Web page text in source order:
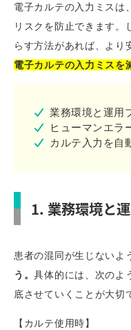
電子カルテの入力ミスは
リスクを防止できます。
らす方法があれば、より
電子カルテの入力ミスを
業務環境と運用
ヒューマンエラ
カルテ入力を自
1. 業務環境と
患者の混同が生じないよ
う。具体的には、次のよ
底させていくことが大切
【カルテ使用時】